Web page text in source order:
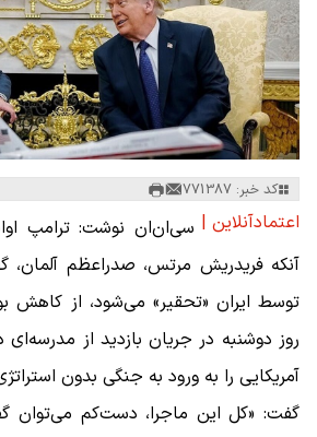
کد خبر: 771387
اعتمادآنلاین | سی‌ان‌ان نوشت: ترامپ
آنکه فریدریش مرتس، صدراعظم آلمان،
توسط ایران «تحقیر» می‌شود، از کاهش
روز دوشنبه در جریان بازدید از مدرسه‌ای
آمریکایی را به ورود به جنگی بدون
گفت: «کل این ماجرا، دست‌کم می‌توان